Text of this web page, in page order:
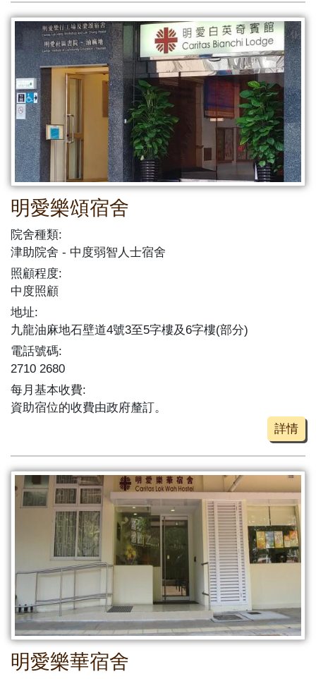
明愛樂頌宿舍
院舍種類:
津助院舍
中度弱智人士宿舍
照顧程度:
中度照顧
地址:
九龍油麻地石壁道4號3至5字樓及6字樓(部分)
電話號碼:
2710 2680
每月基本收費:
資助宿位的收費由政府釐訂。
詳情
明愛樂華宿舍